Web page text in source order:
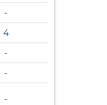
-
4
-
-
-